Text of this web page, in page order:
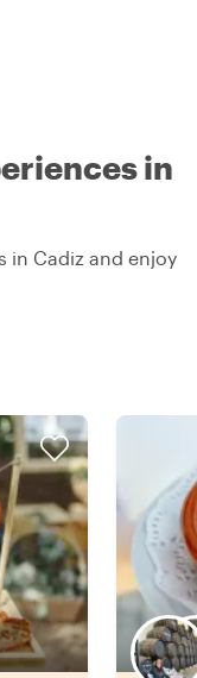
in
in Cadiz and enjoy